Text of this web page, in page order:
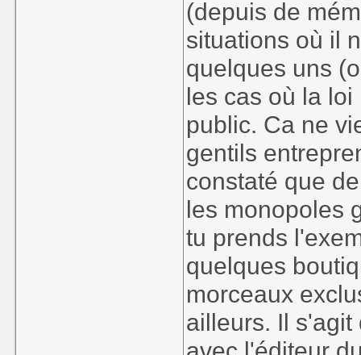
(depuis de
situations où il
quelques uns
les cas où la
public. Ca ne
gentils
constaté que
les monopoles
tu prends
quelques
morceaux
ailleurs. Il